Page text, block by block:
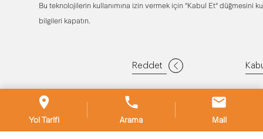
© Copyright 2026 ASKON DEMİR ÇELİK SAN.TİC.A.Ş. All Rights
Reserved.
Bu teknolojilerin kullanımına izin vermek için "Kabul Et" düğmesini
bilgileri kapatın.
Reddet
Yol Tarifi Arama Mail